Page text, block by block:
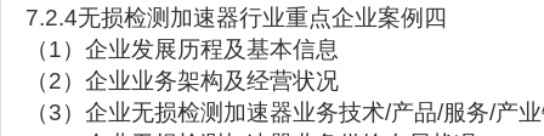
7.2.4无损检测加速器行业重点企业案例四
（1）企业发展历程及基本信息
（2）企业业务架构及经营状况
（3）企业无损检测加速器业务技术/产品/服务/产